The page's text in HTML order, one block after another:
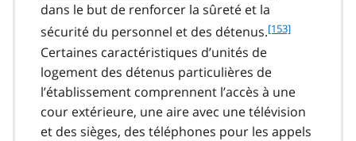
dans le but de renforcer la sûreté et la
sécurité du personnel et des détenus.f
t
n
o
[153]
Certaines caractéristiques d’unités de
logement des détenus particulières de
l’établissement comprennent l’accès à une
cour extérieure, une aire avec une télévision
et des sièges, des téléphones pour les appels